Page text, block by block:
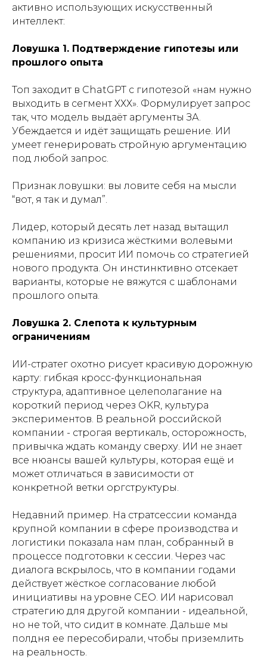
активно использующих искусственный
интеллект:
Ловушка 1. Подтверждение гипотезы или
прошлого опыта
Топ заходит в ChatGPT с гипотезой «нам нужно
выходить в сегмент ХХХ». Формулирует запрос
так, что модель выдаёт аргументы ЗА.
Убеждается и идёт защищать решение. ИИ
умеет генерировать стройную аргументацию
под любой запрос.
Признак ловушки: вы ловите себя на мысли
“вот, я так и думал”.
Лидер, который десять лет назад вытащил
компанию из кризиса жёсткими волевыми
решениями, просит ИИ помочь со стратегией
нового продукта. Он инстинктивно отсекает
варианты, которые не вяжутся с шаблонами
прошлого опыта.
Ловушка 2. Слепота к культурным
ограничениям
ИИ-стратег охотно рисует красивую дорожную
карту: гибкая кросс-функциональная
структура, адаптивное целеполагание на
короткий период через OKR, культура
экспериментов. В реальной российской
компании - строгая вертикаль, осторожность,
привычка ждать команду сверху. ИИ не знает
все нюансы вашей культуры, которая ещё и
может отличаться в зависимости от
конкретной ветки оргструктуры.
Недавний пример. На стратсессии команда
крупной компании в сфере производства и
логистики показала нам план, собранный в
процессе подготовки к сессии. Через час
диалога вскрылось, что в компании годами
действует жёсткое согласование любой
инициативы на уровне CEO. ИИ нарисовал
стратегию для другой компании - идеальной,
но не той, что сидит в комнате. Дальше мы
полдня ее пересобирали, чтобы приземлить
на реальность.